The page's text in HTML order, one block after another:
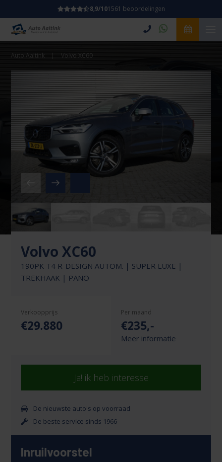
8,9/101561 beoordelingen
Auto Aaltink | Volvo XC60
Volvo XC60
190PK T4 R-DESIGN AUTOM. | SUPER LUXE |
TREKHAAK | PANO
Verkoopprijs
€29.880
Per maand
€235,-
Meer informatie
Ja! ik heb interesse
De nieuwste auto's op voorraad
De beste service sinds 1966
Inruilvoorstel